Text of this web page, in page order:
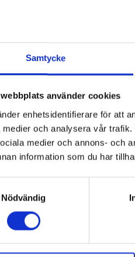
Samtycke
webbplats använder cookies
enhetsidentifierare för att
medier och analysera vår
medier och annons- och
information som du har
Nödvändig
satsning med stora
bli den ledande
HÅLLBART